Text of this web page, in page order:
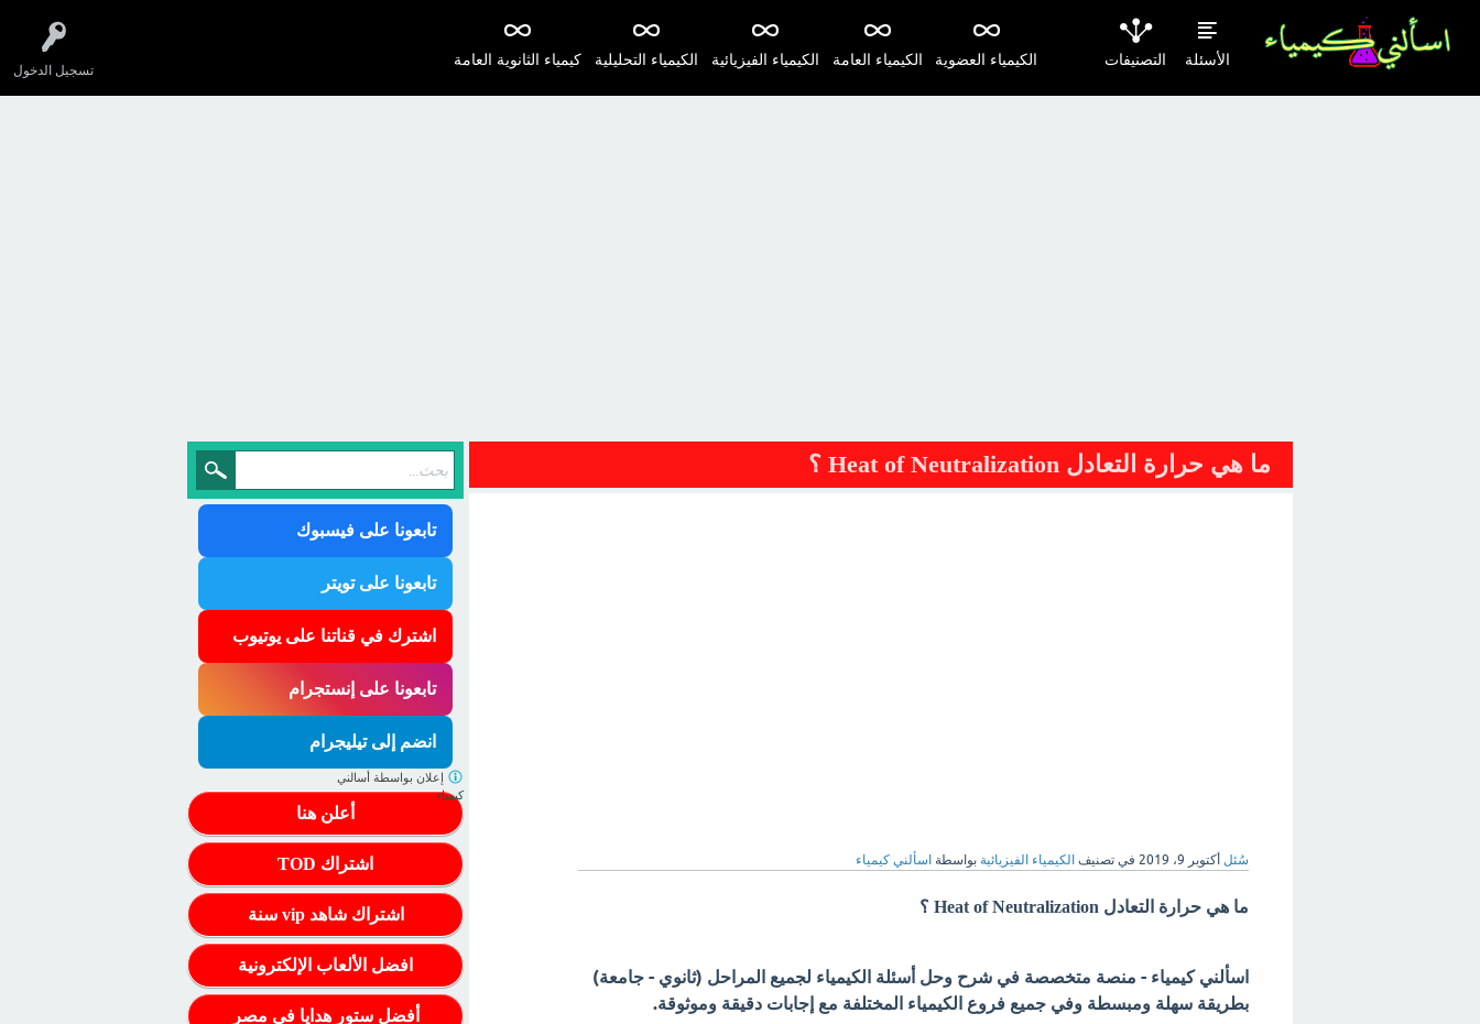
تسجيل الدخول
الأسئلة التصنيفات كيمياء الثانوية العامة الكيمياء التحليلية الكيمياء الفيزيائية الكيمياء العامة الكيمياء العضوية
ما هي حرارة التعادل Heat of Neutralization ؟
سُئل أكتوبر 9، 2019 في تصنيف الكيمياء الفيزيائية بواسطة اسألني كيمياء
ما هي حرارة التعادل Heat of Neutralization ؟
اسألني كيمياء - منصة متخصصة في شرح وحل أسئلة الكيمياء لجميع المراحل (ثانوي - جامعة)
بطريقة سهلة ومبسطة وفي جميع فروع الكيمياء المختلفة مع إجابات دقيقة وموثوقة.
تابعونا على فيسبوك
تابعونا على تويتر
اشترك في قناتنا على يوتيوب
تابعونا على إنستجرام
انضم إلى تيليجرام
أعلن هنا
اشتراك TOD
اشتراك شاهد vip سنة
افضل الألعاب الإلكترونية
أفضل ستور هدايا فى مصر
إعلان بواسطة أسالني
كيمياء